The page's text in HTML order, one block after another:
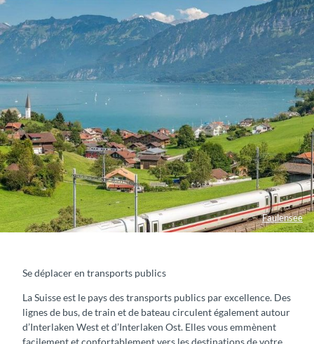
Faulensee
Se déplacer en transports publics
La Suisse est le pays des transports publics par excellence. Des
lignes de bus, de train et de bateau circulent également autour
d’Interlaken West et d’Interlaken Ost. Elles vous emmènent
facilement et confortablement vers les destinations de votre